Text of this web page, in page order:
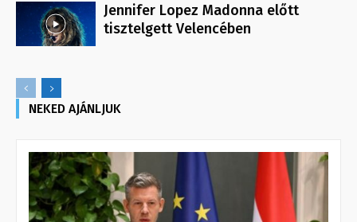
Jennifer Lopez Madonna előtt
tisztelgett Velencében
NEKED AJÁNLJUK